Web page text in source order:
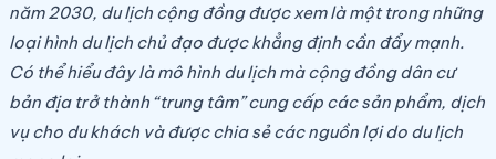
năm 2030, du lịch cộng đồng được xem là một trong những
loại hình du lịch chủ đạo được khẳng định cần đẩy mạnh.
Có thể hiểu đây là mô hình du lịch mà cộng đồng dân cư
bản địa trở thành “trung tâm” cung cấp các sản phẩm, dịch
vụ cho du khách và được chia sẻ các nguồn lợi do du lịch